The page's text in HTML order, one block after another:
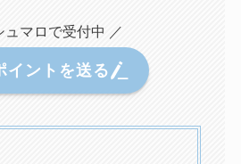
ュマロで受付中 ／
イントを送る